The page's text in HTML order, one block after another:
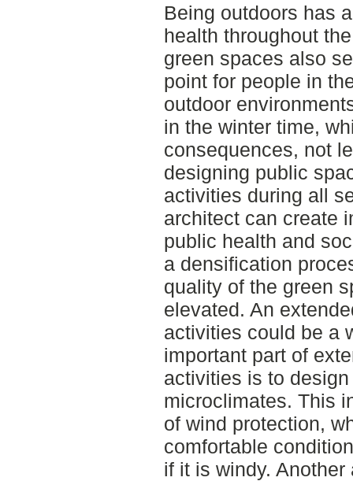
Being outdoors has
health throughout
green spaces also
point for people in
outdoor
in the winter time,
consequences, not
designing public
activities during all
architect can create
public health and
a densification
quality of the green
elevated. An
activities could be a
important part of
activities is to
microclimates. This
of wind protection,
comfortable
if it is windy.